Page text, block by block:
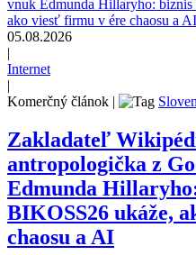
05.08.2026
|
Internet
|
Komerčný článok |
Zakladateľ
antropologička z
Edmunda
BIKOSS26 ukáže,
chaosu a AI